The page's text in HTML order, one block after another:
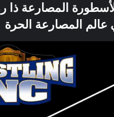
المصارعة
المصارعة الحرة